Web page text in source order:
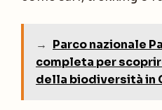
→ Parco nazionale
completa per
della biodiversità in